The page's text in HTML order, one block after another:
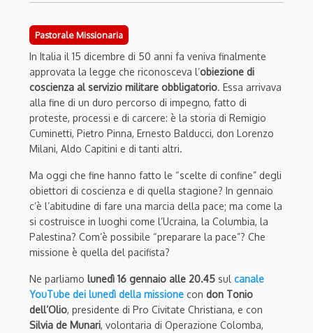
Pastorale Missionaria
In Italia il 15 dicembre di 50 anni fa veniva finalmente
approvata la legge che riconosceva l’obiezione di
coscienza al servizio militare obbligatorio. Essa arrivava
alla fine di un duro percorso di impegno, fatto di
proteste, processi e di carcere: è la storia di Remigio
Cuminetti, Pietro Pinna, Ernesto Balducci, don Lorenzo
Milani, Aldo Capitini e di tanti altri.
Ma oggi che fine hanno fatto le “scelte di confine” degli
obiettori di coscienza e di quella stagione? In gennaio
c’è l’abitudine di fare una marcia della pace; ma come la
si costruisce in luoghi come l’Ucraina, la Columbia, la
Palestina? Com’è possibile “preparare la pace”? Che
missione è quella del pacifista?
Ne parliamo lunedì 16 gennaio alle 20.45 sul canale
YouTube dei lunedì della missione con don Tonio
dell’Olio, presidente di Pro Civitate Christiana, e con
Silvia de Munari, volontaria di Operazione Colomba,